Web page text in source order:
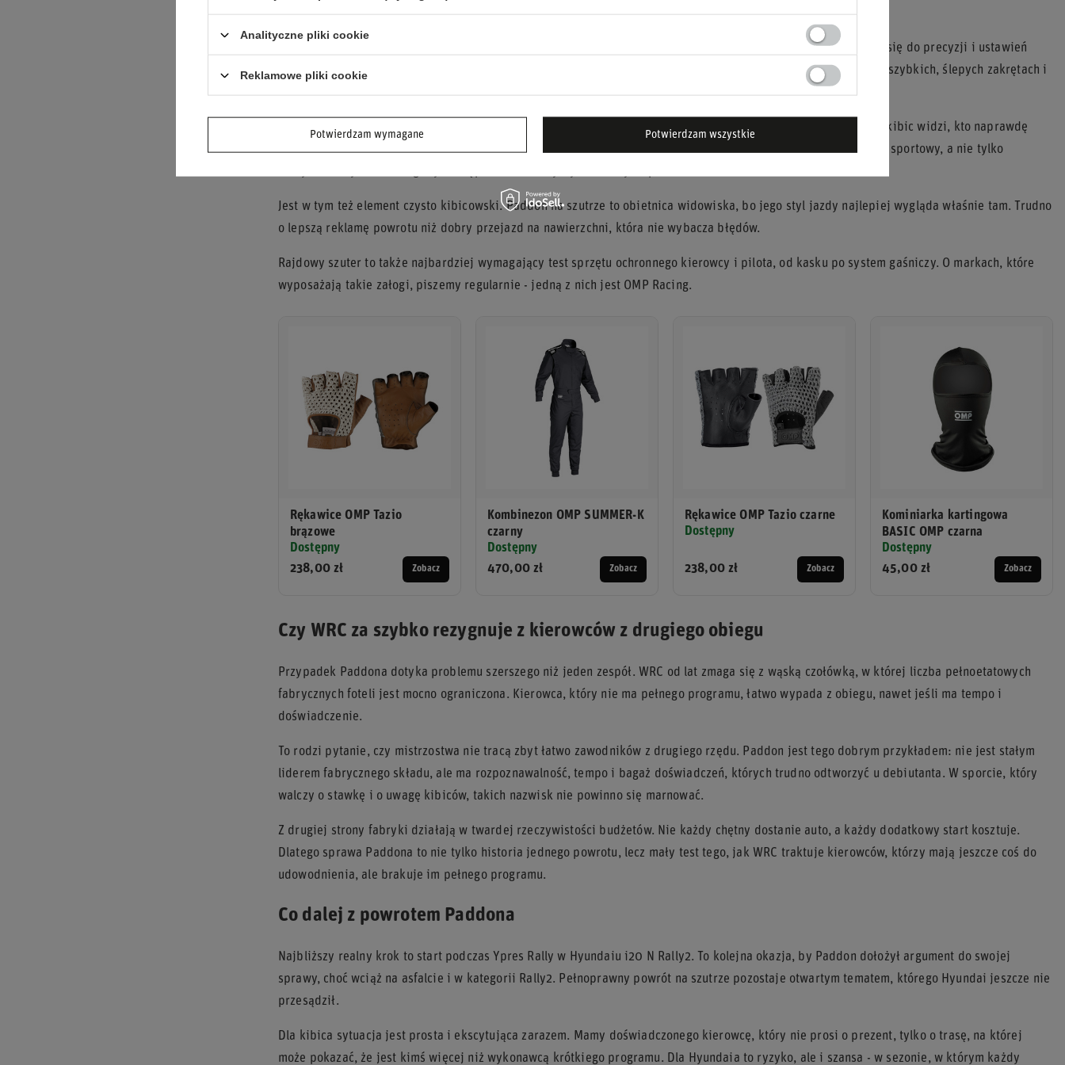
Dlaczego szuter to prawdziwy egzamin dla Paddona
Asfaltowe rundy potrafią zmylić ocenę. Na twardej nawierzchni różnice między kierowcami często sprowadzają się do precyzji i ustawień
auta. Szuter to inna bajka. Tu liczy się czucie przyczepności, która zmienia się z każdym przejazdem, odwaga w szybkich, ślepych zakrętach i
WRC wciąż żyje głównie szutrem. To na luźnej nawierzchni rozstrzygają się największe dramaty sezonu i to tam kibic widzi, kto naprawdę
panuje nad samochodem. Dla Paddona start na szutrze to jedyny sposób, by udowodnić, że jego powrót ma sens sportowy, a nie tylko
Jest w tym też element czysto kibicowski. Paddon na szutrze to obietnica widowiska, bo jego styl jazdy najlepiej wygląda właśnie tam. Trudno
o lepszą reklamę powrotu niż dobry przejazd na nawierzchni, która nie wybacza błędów.
Rajdowy szuter to także najbardziej wymagający test sprzętu ochronnego kierowcy i pilota, od kasku po system gaśniczy. O markach, które
wyposażają takie załogi, piszemy regularnie - jedną z nich jest OMP Racing.
Rękawice OMP Tazio
brązowe
Dostępny
238,00 zł
Zobacz
Kombinezon OMP SUMMER-K
czarny
Dostępny
470,00 zł
Zobacz
Rękawice OMP Tazio czarne
Dostępny
238,00 zł Zobacz
Kominiarka kartingowa
BASIC OMP czarna
Dostępny
45,00 zł
Zobacz
Czy WRC za szybko rezygnuje z kierowców z drugiego obiegu
Przypadek Paddona dotyka problemu szerszego niż jeden zespół. WRC od lat zmaga się z wąską czołówką, w której liczba pełnoetatowych
fabrycznych foteli jest mocno ograniczona. Kierowca, który nie ma pełnego programu, łatwo wypada z obiegu, nawet jeśli ma tempo i
doświadczenie.
To rodzi pytanie, czy mistrzostwa nie tracą zbyt łatwo zawodników z drugiego rzędu. Paddon jest tego dobrym przykładem: nie jest stałym
liderem fabrycznego składu, ale ma rozpoznawalność, tempo i bagaż doświadczeń, których trudno odtworzyć u debiutanta. W sporcie, który
walczy o stawkę i o uwagę kibiców, takich nazwisk nie powinno się marnować.
Z drugiej strony fabryki działają w twardej rzeczywistości budżetów. Nie każdy chętny dostanie auto, a każdy dodatkowy start kosztuje.
Dlatego sprawa Paddona to nie tylko historia jednego powrotu, lecz mały test tego, jak WRC traktuje kierowców, którzy mają jeszcze coś do
udowodnienia, ale brakuje im pełnego programu.
Co dalej z powrotem Paddona
Najbliższy realny krok to start podczas Ypres Rally w Hyundaiu i20 N Rally2. To kolejna okazja, by Paddon dołożył argument do swojej
sprawy, choć wciąż na asfalcie i w kategorii Rally2. Pełnoprawny powrót na szutrze pozostaje otwartym tematem, którego Hyundai jeszcze nie
przesądził.
Dla kibica sytuacja jest prosta i ekscytująca zarazem. Mamy doświadczonego kierowcę, który nie prosi o prezent, tylko o trasę, na której
może pokazać, że jest kimś więcej niż wykonawcą krótkiego programu. Dla Hyundaia to ryzyko, ale i szansa - w sezonie, w którym każdy
Analityczne pliki cookie
Reklamowe pliki cookie
Potwierdzam wymagane Potwierdzam wszystkie